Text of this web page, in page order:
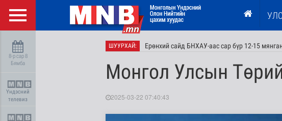
8-р сар 8
Бямба
Үндэсний
телевиз
ШУУРХАЙ: Ерөнхий сайд БНХАУ-аас сар бүр 12-15
Монгол Улсын
2025-03-22 07:40:43